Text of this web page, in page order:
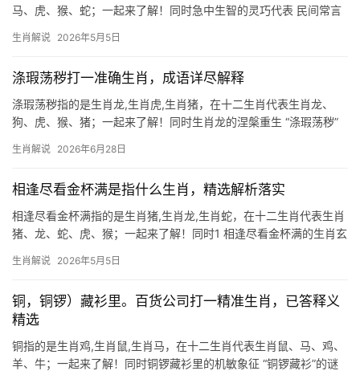
马、虎、猴、蛇；一起来了解！同时急中生智的灵巧代表 民间常言
肖之首，机敏善变，遇险时能迅速化险为夷，2026年对生肖鼠而言
生肖解说 2026年5月5日
涤瑕荡秽打一准确生肖，成语详尽解释
涤瑕荡秽指的是生肖龙,生肖虎,生肖猪，在十二生肖代表生肖龙、
狗、虎、猴、猪；一起来了解！同时生肖龙的涅槃重生 “涤瑕荡秽”
此象征，龙为鳞虫之长，天生尊贵却需历经雷劫方能腾云驾雾，
生肖解说 2026年6月28日
相逢尽看金杯满是指什么生肖，精选解析落实
相逢尽看金杯满指的是生肖猪,生肖龙,生肖蛇，在十二生肖代表生肖
猪、龙、蛇、虎、猴；一起来了解！同时1 相逢尽看金杯满的生肖玄
征富贵，而“满”则暗示圆满丰盈，在十二生肖中，生肖猪最为贴合此
生肖解说 2026年5月5日
铜，铜锣）藏衫里。百货公司打一精准生肖，已答释义
精选
铜指的是生肖鸡,生肖鼠,生肖马，在十二生肖代表生肖鼠、马、鸡、
羊、牛；一起来了解！同时铜锣藏衫里的机敏象征 “铜锣藏衫”的谜